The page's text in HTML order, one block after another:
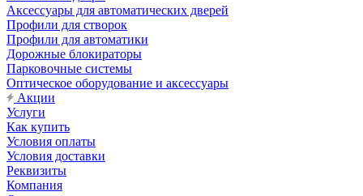
Аксессуары для автоматических дверей
Профили для створок
Профили для автоматики
Дорожные блокираторы
Парковочные системы
Оптическое оборудование и аксессуары
Акции
Услуги
Как купить
Условия оплаты
Условия доставки
Реквизиты
Компания